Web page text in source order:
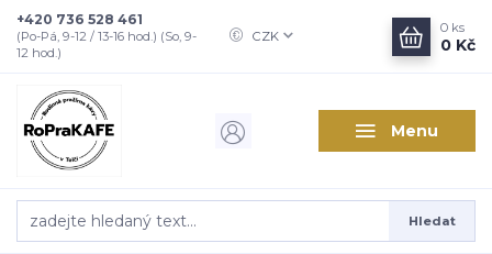
Menu
CZK
Hledat
+420 736 528 461
(Po-Pá, 9-12 / 13-16 hod.) (So, 9-
12 hod.)
0 ks
0 Kč